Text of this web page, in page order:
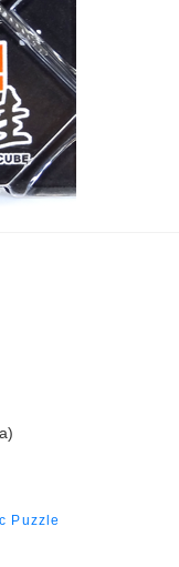
Puzzle